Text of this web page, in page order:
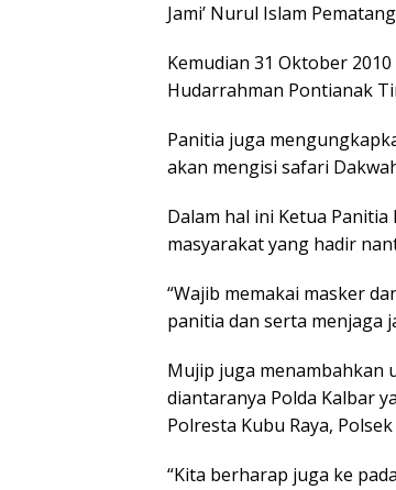
Jami’ Nurul Islam
Kemudian 31 Oktober
Hudarrahman Pontianak
Panitia juga
akan mengisi safari
Dalam hal ini Ketua
masyarakat yang hadir
“Wajib memakai masker
panitia dan serta menjaga
Mujip juga menambahkan
diantaranya Polda Kalbar
Polresta Kubu Raya,
“Kita berharap juga ke